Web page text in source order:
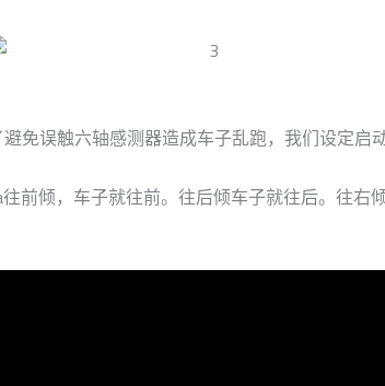
免误触六轴感测器造成车子乱跑，我们设定
前倾，车子就往前。往后倾车子就往后。往右